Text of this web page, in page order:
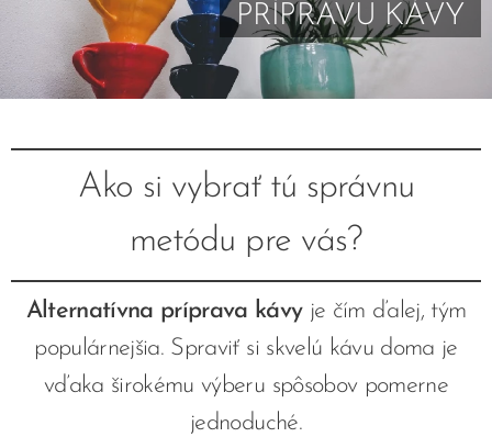
PRÍPRAVU KÁVY
Ako si vybrať tú správnu
metódu pre vás?
Alternatívna príprava kávyje čím ďalej, tým
populárnejšia. Spraviť si skvelú kávu doma je
vďaka širokému výberu spôsobov pomerne
jednoduché.